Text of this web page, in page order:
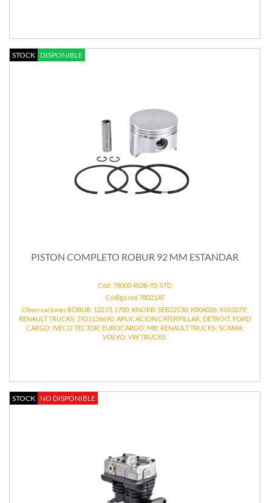
STOCK DISPONIBLE
PISTON COMPLETO ROBUR 92 MM ESTANDAR
Cód: 78000-ROB-92-STD
Código red 78021AT
Observaciones ROBUR: 122.01.1700; KNORR: SEB22530; K006026; K012079;
RENAULT TRUCKS: 7421136690; APLICACION CATERPILLAR; DETROIT; FORD
CARGO; IVECO TECTOR; EUROCARGO; MB; RENAULT TRUCKS; SCANIA;
VOLVO; VW TRUCKS;
STOCK NO DISPONIBLE